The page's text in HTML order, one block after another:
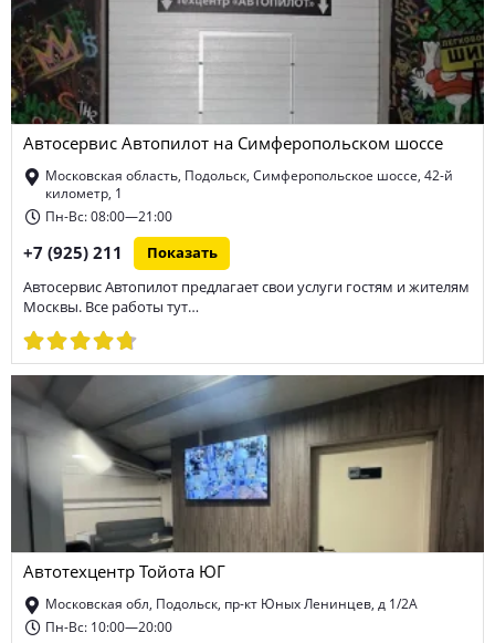
ремонт КПП химчистка салона
ремонт электрооборудования
ремонт автоэлектроники диагностика ходовой
Автосервис Автопилот на Симферопольском шоссе
Московская область, Подольск, Симферопольское шоссе, 42-й
километр, 1
Пн-Вс: 08:00—21:00
+7 (925) 211 Показать
Автосервис Автопилот предлагает свои услуги гостям и жителям
Москвы. Все работы тут…
Автотехцентр Тойота ЮГ
Московская обл, Подольск, пр-кт Юных Ленинцев, д 1/2А
Пн-Вс: 10:00—20:00